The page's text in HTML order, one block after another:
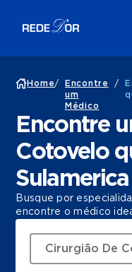
Home/
Encontre
um
Médico
/
Encontre
Cotovelo
Busque por
encontre o médico